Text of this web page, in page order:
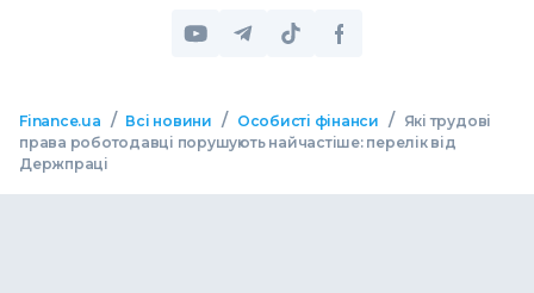
Finance.ua / Всі новини / Особисті фінанси /
Які трудові
права роботодавці порушують найчастіше: перелік від
Держпраці